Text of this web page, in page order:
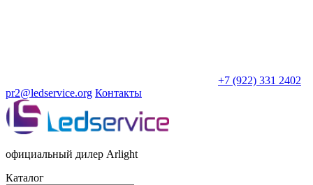
+7 (922) 331 2402
pr2@ledservice.org Контакты
официальный дилер Arlight
Каталог